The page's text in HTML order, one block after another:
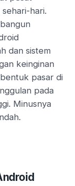
hari.
dan sistem
keinginan
pasar di
pada
Minusnya